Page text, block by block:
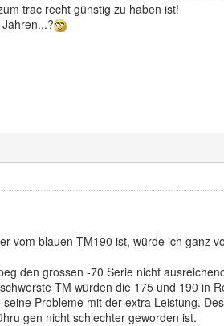
trac recht günstig zu haben ist!
vom blauen TM190 ist, würde ich ganz
den grossen -70 Serie nicht
TM würden die 175 und 190 in
Probleme mit der extra Leistung.
gen nicht schlechter geworden ist.